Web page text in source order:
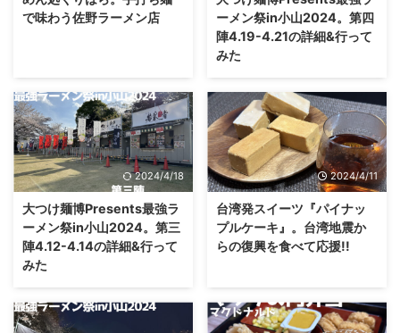
で味わう佐野ラーメン店
ーメン祭in小山2024。第四
陣4.19-4.21の詳細&行って
みた
2024/4/18
大つけ麺博Presents最強ラ
ーメン祭in小山2024。第三
陣4.12-4.14の詳細&行って
みた
2024/4/11
台湾発スイーツ『パイナッ
プルケーキ』。台湾地震か
らの復興を食べて応援!!